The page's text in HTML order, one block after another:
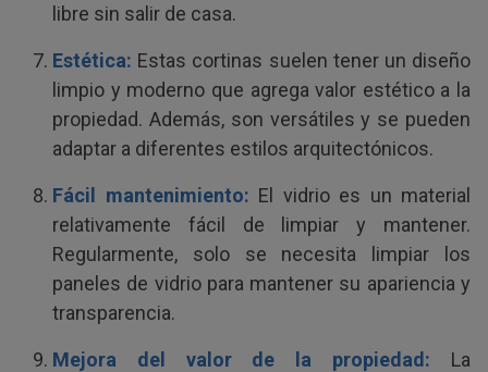
libre sin salir de casa.
Estética: Estas cortinas suelen tener un diseño
limpio y moderno que agrega valor estético a la
propiedad. Además, son versátiles y se pueden
adaptar a diferentes estilos arquitectónicos.
Fácil mantenimiento: El vidrio es un material
relativamente fácil de limpiar y mantener.
Regularmente, solo se necesita limpiar los
paneles de vidrio para mantener su apariencia y
transparencia.
Mejora del valor de la propiedad: La